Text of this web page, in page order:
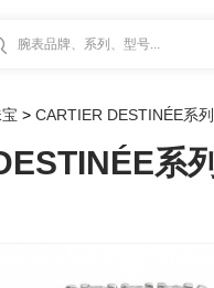
腕表品牌、系列、型号...
> CARTIER DESTINÉE系列
系